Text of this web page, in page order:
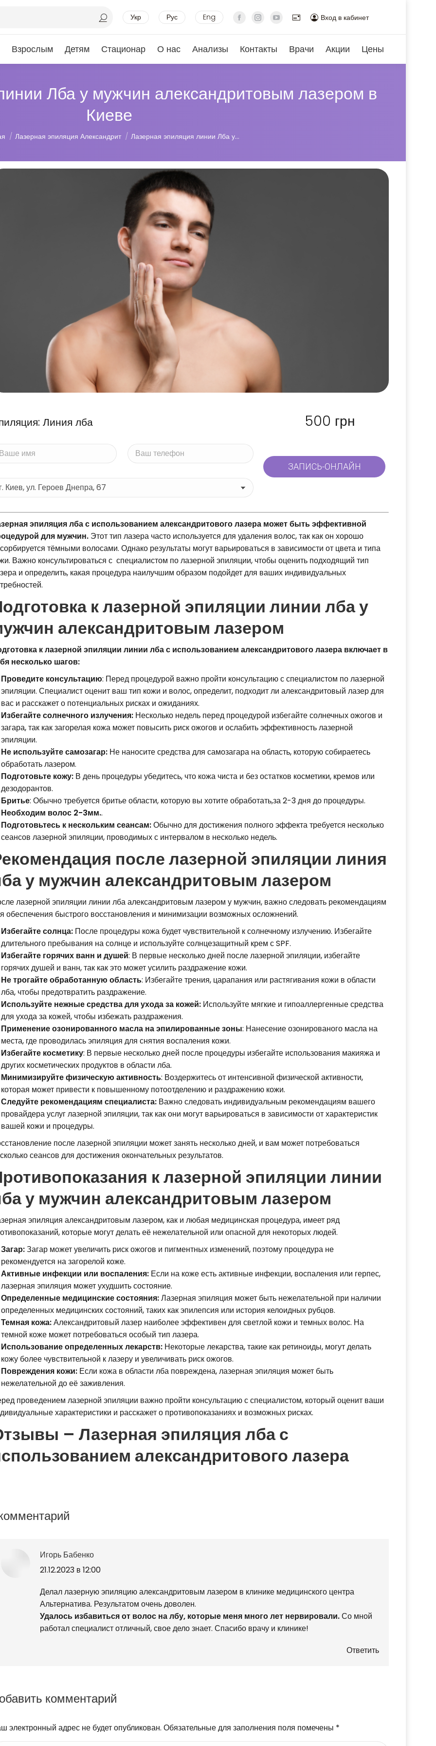
Укр Рус Eng Вход в кабинет
Взрослым Детям Стационар О нас Анализы Контакты Врачи Акции Цены
Лба у мужчин александритовым лазером в
Киеве
Лазерная эпиляция Александрит Лазерная эпиляция линии Лба у…
Линия лба 500 грн
эпиляция лба с использованием александритового лазера может быть эффективной
для мужчин.Этот тип лазера часто используется для удаления волос, так как он хорошо
тёмными волосами. Однако результаты могут варьироваться в зависимости от цвета и типа
Важно консультироваться с специалистом по лазерной эпиляции, чтобы оценить подходящий тип
и определить, какая процедура наилучшим образом подойдет для ваших индивидуальных
к лазерной эпиляции линии лба у
александритовым лазером
к лазерной эпиляции линии лба с использованием александритового лазера включает в
несколько шагов:
Проведите консультацию: Перед процедурой важно пройти консультацию с специалистом по лазерной
эпиляции. Специалист оценит ваш тип кожи и волос, определит, подходит ли александритовый лазер для
вас и расскажет о потенциальных рисках и ожиданиях.
Избегайте солнечного излучения:Несколько недель перед процедурой избегайте солнечных ожогов и
загара, так как загорелая кожа может повысить риск ожогов и ослабить эффективность лазерной
эпиляции.
Не используйте самозагар:Не наносите средства для самозагара на область, которую собираетесь
обработать лазером.
Подготовьте кожу:В день процедуры убедитесь, что кожа чиста и без остатков косметики, кремов или
дезодорантов.
Бритье: Обычно требуется бритье области, которую вы хотите обработать,за 2-3 дня до процедуры.
Необходим волос 2-3мм..
Подготовьтесь к нескольким сеансам:Обычно для достижения полного эффекта требуется несколько
сеансов лазерной эпиляции, проводимых с интервалом в несколько недель.
после лазерной эпиляции линия
у мужчин александритовым лазером
лазерной эпиляции линии лба александритовым лазером у мужчин, важно следовать рекомендациям
обеспечения быстрого восстановления и минимизации возможных осложнений.
Избегайте солнца:После процедуры кожа будет чувствительной к солнечному излучению. Избегайте
длительного пребывания на солнце и используйте солнцезащитный крем с SPF.
Избегайте горячих ванн и душей: В первые несколько дней после лазерной эпиляции, избегайте
горячих душей и ванн, так как это может усилить раздражение кожи.
Не трогайте обработанную область: Избегайте трения, царапания или растягивания кожи в области
лба, чтобы предотвратить раздражение.
Используйте нежные средства для ухода за кожей:Используйте мягкие и гипоаллергенные средства
для ухода за кожей, чтобы избежать раздражения.
Применение озонированного масла на эпилированные зоны: Нанесение озонированого масла на
места, где проводилась эпиляция для снятия воспаления кожи.
Избегайте косметику: В первые несколько дней после процедуры избегайте использования макияжа и
других косметических продуктов в области лба.
Минимизируйте физическую активность: Воздержитесь от интенсивной физической активности,
которая может привести к повышенному потоотделению и раздражению кожи.
Следуйте рекомендациям специалиста:Важно следовать индивидуальным рекомендациям вашего
провайдера услуг лазерной эпиляции, так как они могут варьироваться в зависимости от характеристик
вашей кожи и процедуры.
после лазерной эпиляции может занять несколько дней, и вам может потребоваться
сеансов для достижения окончательных результатов.
к лазерной эпиляции линии
у мужчин александритовым лазером
эпиляция александритовым лазером, как и любая медицинская процедура, имеет ряд
которые могут делать её нежелательной или опасной для некоторых людей.
Загар:Загар может увеличить риск ожогов и пигментных изменений, поэтому процедура не
рекомендуется на загорелой коже.
Активные инфекции или воспаления:Если на коже есть активные инфекции, воспаления или герпес,
лазерная эпиляция может ухудшить состояние.
Определенные медицинские состояния:Лазерная эпиляция может быть нежелательной при наличии
определенных медицинских состояний, таких как эпилепсия или история келоидных рубцов.
Темная кожа:Александритовый лазер наиболее эффективен для светлой кожи и темных волос. На
темной коже может потребоваться особый тип лазера.
Использование определенных лекарств:Некоторые лекарства, такие как ретиноиды, могут делать
кожу более чувствительной к лазеру и увеличивать риск ожогов.
Повреждения кожи:Если кожа в области лба повреждена, лазерная эпиляция может быть
нежелательной до её заживления.
проведением лазерной эпиляции важно пройти консультацию с специалистом, который оценит ваши
характеристики и расскажет о противопоказаниях и возможных рисках.
– Лазерная эпиляция лба с
александритового лазера
Игорь Бабенко
говорит:
21.12.2023 в 12:00
Делал лазерную эпиляцию александритовым лазером в клинике медицинского центра
Альтернатива. Результатом очень доволен.
Удалось избавиться от волос на лбу, которые меня много лет нервировали.Со мной
работал специалист отличный, свое дело знает. Спасибо врачу и клинике!
Ответить
комментарий
электронный адрес не будет опубликован. Обязательные для заполнения поля помечены *